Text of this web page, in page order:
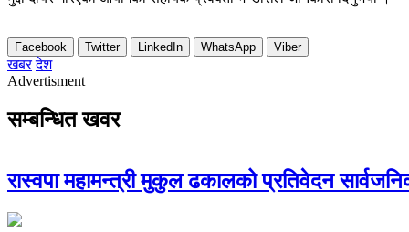
–––
Facebook Twitter LinkedIn WhatsApp Viber
खबर देश
Advertisment
सम्बन्धित खवर
रास्वपा महामन्त्री मुकुल ढकालको प्रतिवेदन